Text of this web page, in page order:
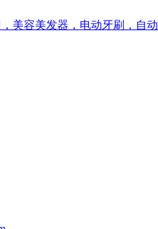
美容美发器，电动牙刷，自